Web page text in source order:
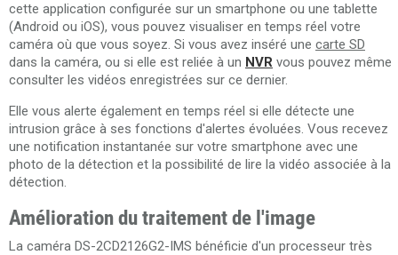
cette application configurée sur un smartphone ou une tablette
(Android ou iOS), vous pouvez visualiser en temps réel votre
caméra où que vous soyez. Si vous avez inséré une carte SD
dans la caméra, ou si elle est reliée à un NVR vous pouvez même
consulter les vidéos enregistrées sur ce dernier.
Elle vous alerte également en temps réel si elle détecte une
intrusion grâce à ses fonctions d'alertes évoluées. Vous recevez
une notification instantanée sur votre smartphone avec une
photo de la détection et la possibilité de lire la vidéo associée à la
détection.
Amélioration du traitement de l'image
La caméra DS-2CD2126G2-IMS bénéficie d'un processeur très